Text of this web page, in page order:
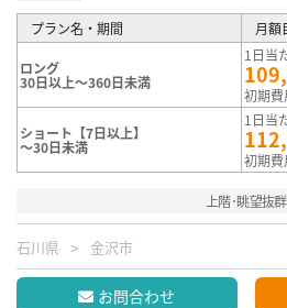
プラン名・期間 月額
ロング
30日以上～360日未満
1日当
初期
ショート【7日以上】
～30日未満
1日当
初期
上階･眺望抜群
石川県 金沢市
お問合わせ